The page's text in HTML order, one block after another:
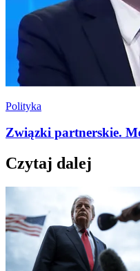
Polityka
Związki partnerskie.
Czytaj dalej